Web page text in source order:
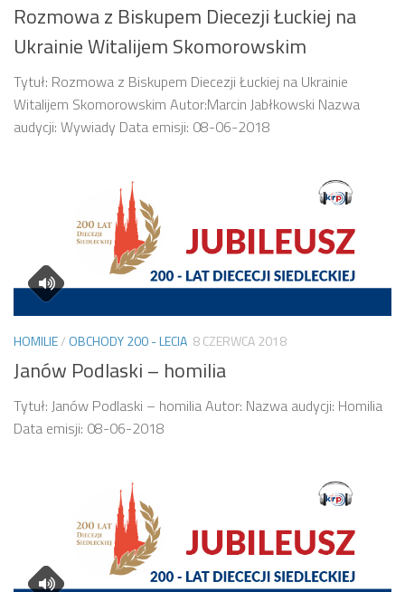
Rozmowa z Biskupem Diecezji Łuckiej na
Ukrainie Witalijem Skomorowskim
Tytuł: Rozmowa z Biskupem Diecezji Łuckiej na Ukrainie
Witalijem Skomorowskim Autor:Marcin Jabłkowski Nazwa
audycji: Wywiady Data emisji: 08-06-2018
HOMILIE/ OBCHODY 200 - LECIA 8 CZERWCA 2018
Janów Podlaski – homilia
Tytuł: Janów Podlaski – homilia Autor: Nazwa audycji: Homilia
Data emisji: 08-06-2018